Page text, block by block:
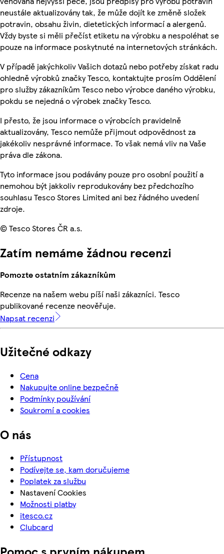
neustále aktualizovány tak, že může dojít ke změně složek
potravin, obsahu živin, dietetických informací a alergenů.
Vždy byste si měli přečíst etiketu na výrobku a nespoléhat se
pouze na informace poskytnuté na internetových stránkách.
V případě jakýchkoliv Vašich dotazů nebo potřeby získat radu
ohledně výrobků značky Tesco, kontaktujte prosím Oddělení
pro služby zákazníkům Tesco nebo výrobce daného výrobku,
pokdu se nejedná o výrobek značky Tesco.
I přesto, že jsou informace o výrobcích pravidelně
aktualizovány, Tesco nemůže přijmout odpovědnost za
jakékoliv nesprávné informace. To však nemá vliv na Vaše
práva dle zákona.
Tyto informace jsou podávány pouze pro osobní použití a
nemohou být jakkoliv reprodukovány bez předchozího
souhlasu Tesco Stores Limited ani bez řádného uvedení
zdroje.
© Tesco Stores ČR a.s.
Zatím nemáme žádnou recenzi
Pomozte ostatním zákazníkům
Recenze na našem webu píší naši zákazníci. Tesco
publikované recenze neověřuje.
Napsat recenzi
Užitečné odkazy
Cena
Nakupujte online bezpečně
Podmínky používání
Soukromí a cookies
O nás
Přístupnost
Podívejte se, kam doručujeme
Poplatek za službu
Nastavení Cookies
Možnosti platby
itesco.cz
Clubcard